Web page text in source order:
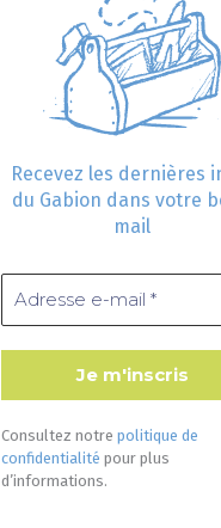
Recevez les dernières
du Gabion dans votre
mail
Consultez notre politique de
confidentialité pour plus
d’informations.